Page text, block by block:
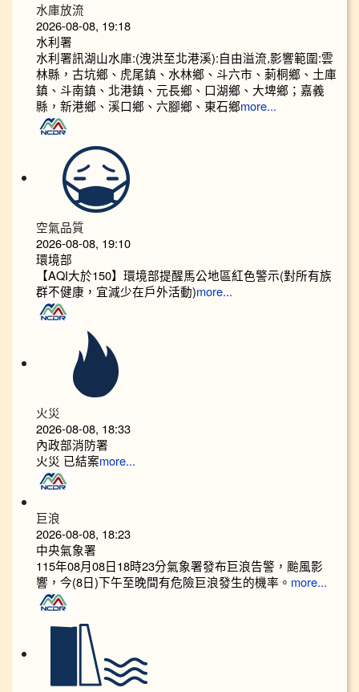
水庫放流
2026-08-08, 19:18
水利署
水利署訊湖山水庫:(洩洪至北港溪):自由溢流,影響範圍:雲
林縣，古坑鄉、虎尾鎮、水林鄉、斗六市、莿桐鄉、土庫
鎮、斗南鎮、北港鎮、元長鄉、口湖鄉、大埤鄉；嘉義
縣，新港鄉、溪口鄉、六腳鄉、東石鄉more...
空氣品質
2026-08-08, 19:10
環境部
【AQI大於150】環境部提醒馬公地區紅色警示(對所有族
群不健康，宜減少在戶外活動)more...
火災
2026-08-08, 18:33
內政部消防署
火災 已結案more...
巨浪
2026-08-08, 18:23
中央氣象署
115年08月08日18時23分氣象署發布巨浪告警，颱風影
響，今(8日)下午至晚間有危險巨浪發生的機率。 more...